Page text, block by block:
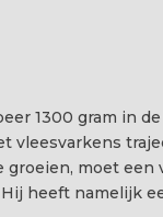
1300 gram in
vleesvarkens
groeien, moet
heeft namelijk